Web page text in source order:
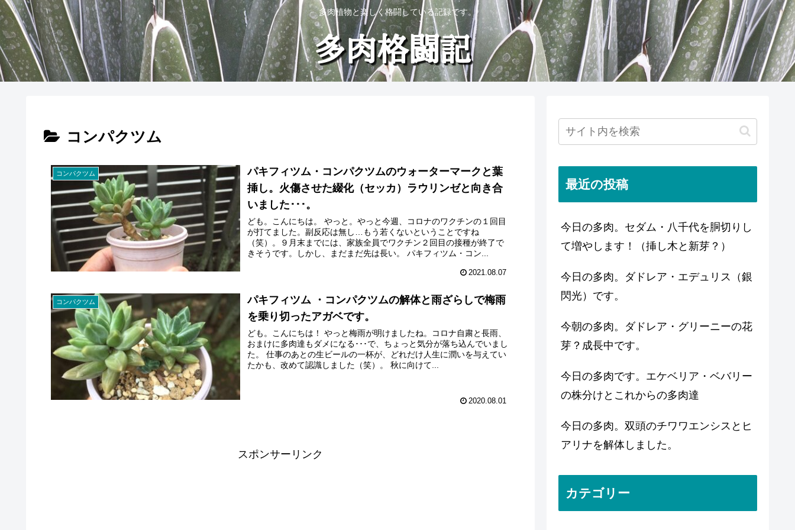
多肉植物と楽しく格闘している記録です。
コンパクツム
コンパクツム
パキフィツム・コンパクツムのウォーターマークと葉
挿し。火傷させた綴化（セッカ）ラウリンゼと向き合
いました･･･。
ども。こんにちは。 やっと。やっと今週、コロナのワクチンの１回目
が打てました。副反応は無し…もう若くないということですね
（笑）。９月末までには、家族全員でワクチン２回目の接種が終了で
きそうです。しかし、まだまだ先は長い。 パキフィツム・コン...
2021.08.07
コンパクツム
パキフィツム ・コンパクツムの解体と雨ざらしで梅雨
を乗り切ったアガベです。
ども。こんにちは！ やっと梅雨が明けましたね。コロナ自粛と長雨、
おまけに多肉達もダメになる･･･で、ちょっと気分が落ち込んでいまし
た。 仕事のあとの生ビールの一杯が、どれだけ人生に潤いを与えてい
たかも、改めて認識しました（笑）。 秋に向けて...
2020.08.01
スポンサーリンク
最近の投稿
今日の多肉。セダム・八千代を胴切りし
て増やします！（挿し木と新芽？）
今日の多肉。ダドレア・エデュリス（銀
閃光）です。
今朝の多肉。ダドレア・グリーニーの花
芽？成長中です。
今日の多肉です。エケベリア・ベバリー
の株分けとこれからの多肉達
今日の多肉。双頭のチワワエンシスとヒ
アリナを解体しました。
カテゴリー